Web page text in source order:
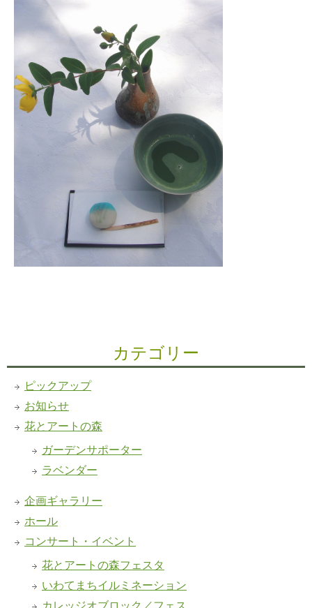
カテゴリー
ピックアップ
お知らせ
花とアートの森
ガーデンサポーター
ラベンダー
企画ギャラリー
ホール
コンサート・イベント
花とアートの森フェスタ
いわてまちイルミネーション